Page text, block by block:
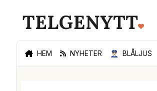
HEM NYHETER 👮🏻‍♂️ BLÅLJUS